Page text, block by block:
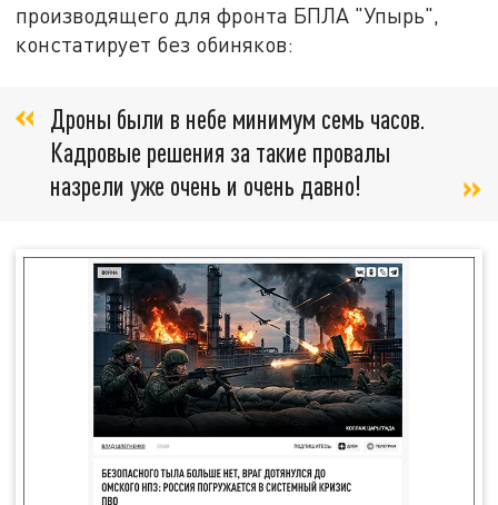
производящего для фронта БПЛА "Упырь",
констатирует без обиняков:
Дроны были в небе минимум семь часов.
Кадровые решения за такие провалы
назрели уже очень и очень давно!